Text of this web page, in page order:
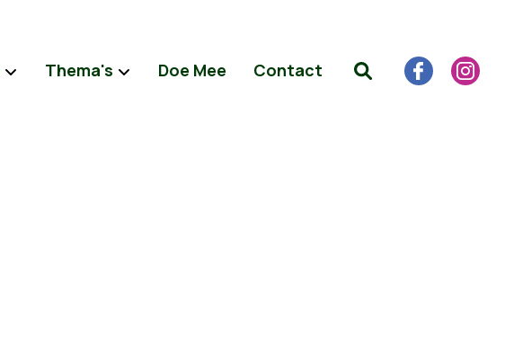
Thema's Doe Mee Contact